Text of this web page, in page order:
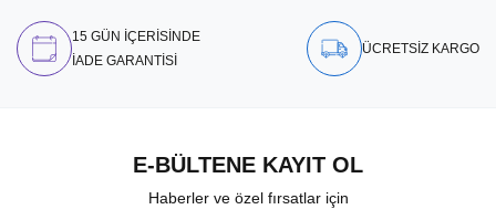
15 GÜN İÇERİSİNDE
İADE GARANTİSİ
ÜCRETSİZ KARGO
E-BÜLTENE KAYIT OL
Haberler ve özel fırsatlar için